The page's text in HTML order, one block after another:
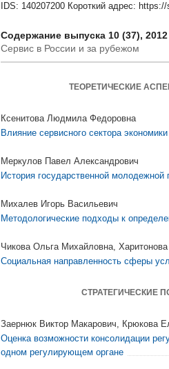
IDS: 140207200 Короткий адрес: https://
Содержание выпуска 10 (37), 2012
Сервис в России и за рубежом
ТЕОРЕТИЧЕСКИЕ
Ксенитова Людмила Федоровна
Влияние сервисного сектора
Меркулов Павел Александрович
История государственной молодежной
Михалев Игорь Васильевич
Методологические подходы к
Чикова Ольга Михайловна, Харитонова
Социальная направленность сферы
СТРАТЕГИЧЕСКИЕ
Заернюк Виктор Макарович, Крюкова
Оценка возможности консолидации
одном регулирующем органе